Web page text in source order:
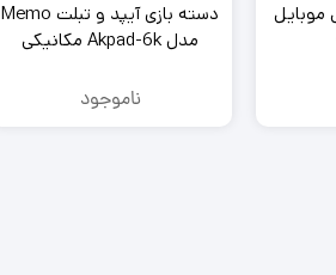
موبایل
دسته بازی آیپد و تبلت Memo
مدل Akpad-6k مکانیکی
ناموجود